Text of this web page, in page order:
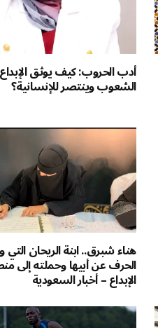
أدب الحروب: كيف يوثق
الشعوب وينتصر للإنسانية؟
هناء شبرق.. ابنة الريحان
الحرف عن أبيها وحملته إلى
الإبداع – أخبار السعودية